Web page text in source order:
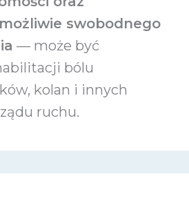
swobodnego
— może być
bólu
kolan i innych
ruchu.